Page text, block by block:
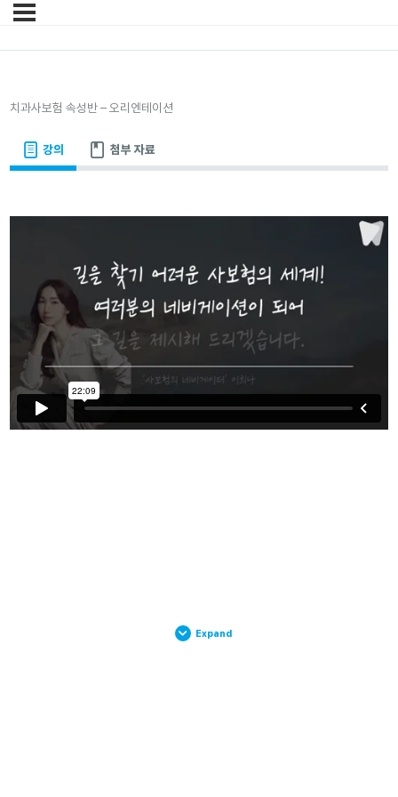
치과사보험 속성반 – 오리엔테이션
강의 첨부 자료
Expand